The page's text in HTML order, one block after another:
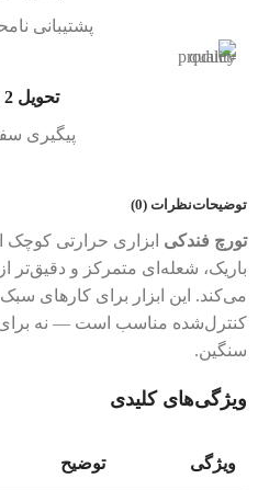
پشتیبانی
تحویل 2 روزه
پیگیری
توضیحاتنظرات (0)
تورچ فندکی ابزاری حرارتی کوچک
باریک، شعله‌ای متمرکز و دقیق‌تر
می‌کند. این ابزار برای کارهای
کنترل‌شده مناسب است — نه
سنگین.
ویژگی‌های کلیدی
ویژگی توضیح